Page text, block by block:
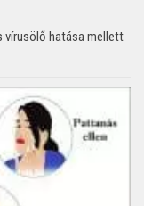
vírusölő hatása mellett